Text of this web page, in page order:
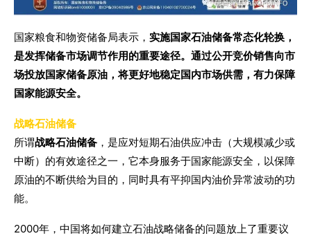
国家粮食和物资储备局表示， 实施国家石油储备常态化轮换，
是发挥储备市场调节作用的重要途径。通过公开竞价销售向市
场投放国家储备原油，将更好地稳定国内市场供需，有力保障
国家能源安全。
战略石油储备
所谓战略石油储备 ，是应对短期石油供应冲击（大规模减少或
中断）的有效途径之一，它本身服务于国家能源安全，以保障
原油的不断供给为目的，同时具有平抑国内油价异常波动的功
能。
2000年，中国将如何建立石油战略储备的问题放上了重要议